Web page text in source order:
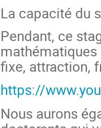
La capacité du
Pendant, ce
fixe, attraction,
https://
Nous aurons